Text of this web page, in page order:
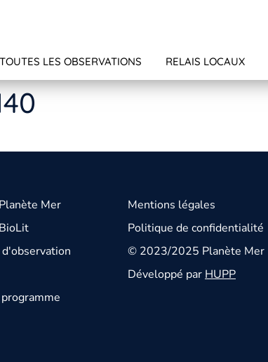
TOUTES LES OBSERVATIONS RELAIS LOCAUX
Mer
Mentions légales
Politique de confidentialité
© 2023/2025 Planète Mer
Développé parHUPP